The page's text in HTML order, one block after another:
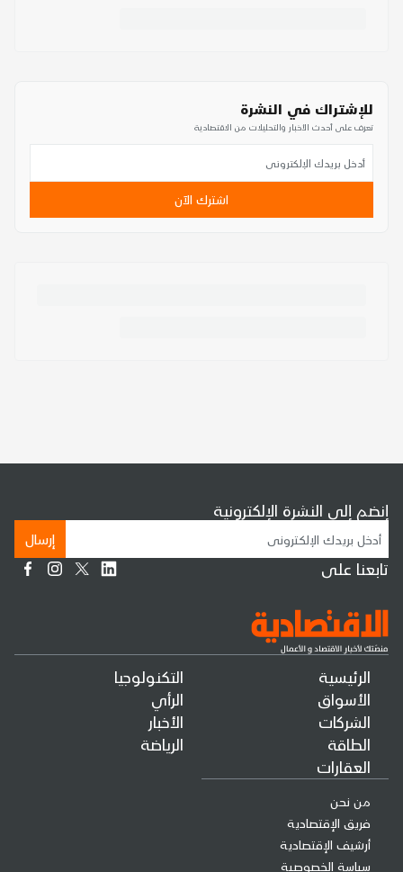
للإشتراك في النشرة
تعرف على أحدث الأخبار والتحليلات من الاقتصادية
اشترك الآن
الرئيسية
الأسواق
الشركات
الطاقة
العقارات
التكنولوجيا
الرأي
الأخبار
الرياضة
من نحن
فريق الإقتصادية
أرشيف الإقتصادية
سياسة الخصوصية
إنضم إلى النشرة الإلكترونية
إرسال
تابعنا على